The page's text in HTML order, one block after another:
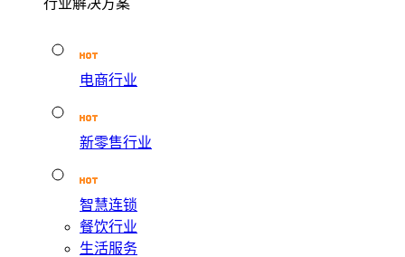
电商行业
新零售行业
智慧连锁
餐饮行业
生活服务